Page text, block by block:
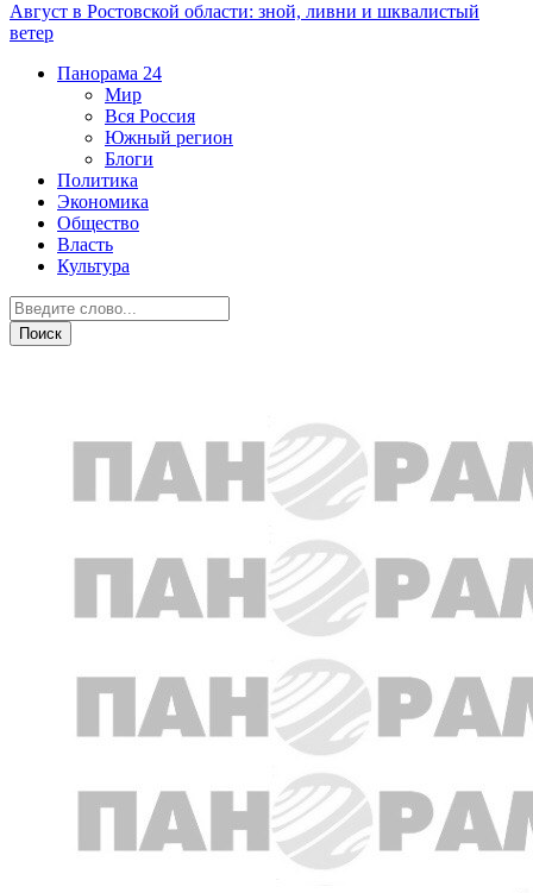
Август в Ростовской области: зной, ливни и шквалистый
ветер
Панорама 24
Мир
Вся Россия
Южный регион
Блоги
Политика
Экономика
Общество
Власть
Культура